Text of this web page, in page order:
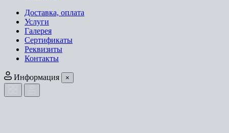
Доставка, оплата
Услуги
Галерея
Сертификаты
Реквизиты
Контакты
Информация ×